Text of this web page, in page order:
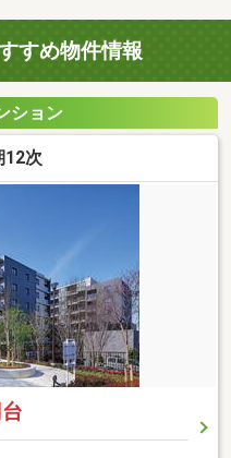
すめ物件情報
ション
次